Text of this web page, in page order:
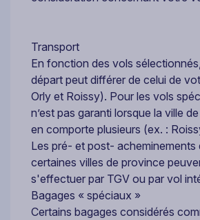
Transport
En fonction des vols
départ peut différer de celui de
Orly et Roissy). Pour les vols
n’est pas garanti lorsque la ville
en comporte plusieurs (ex. :
Les pré- et post- acheminements
certaines villes de province
s'effectuer par TGV ou par vol
Bagages « spéciaux »
Certains bagages considérés